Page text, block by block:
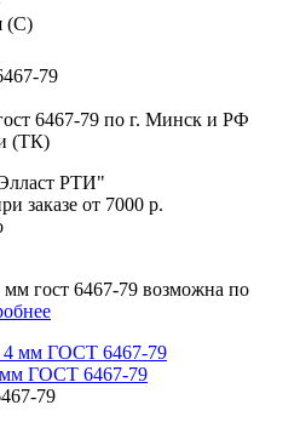
(С)
6467-79 по г. Минск и РФ
(ТК)
РТИ"
заказе от 7000 р.
гост 6467-79 возможна по
ГОСТ 6467-79
79